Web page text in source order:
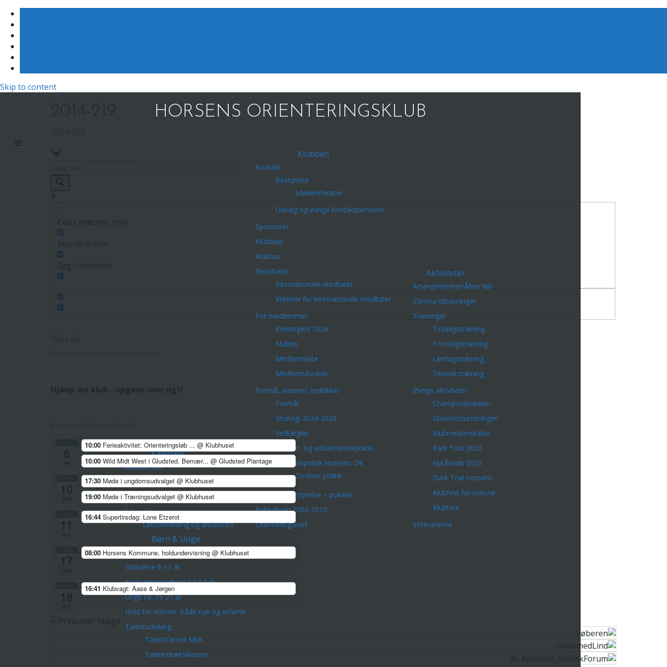
Skip to content
HORSENS ORIENTERINGSKLUB
Kalender
Klubkalender
Løbsoversigt
Terminslisten
O-Service
Løbstilmelding og løbskonto
Klubben
Kontakt
Bestyrelse
Mødereferater
Udvalg og øvrige kontaktpersoner
Sponsorer
Klubblad
Klubhus
Resultater
Internationale resultater
Kriterier for internationale resultater
For medlemmer
Kontingent 2026
Klubtøj
Medlemsliste
Medlemsfordele
Formål, visioner, politikker
Formål
Strategi 2024-2028
Vedtægter
Træner- og uddannelsespolitik
Privatlivspolitik Horsens OK
Cookies politik
Historie – bestyrelse – pokaler
Fotoalbum 2002-2010
Orienteringskort
Aktiviteter
Arrangementer/Åbne løb
Corona-tilpasninger
Træninger
Tirsdagstræning
Torsdagstræning
Lørdagstræning
Teknisk træning
Øvrige aktiviteter
Championpokalen
Divisionsturneringen
Klubmesterskaber
Park Tour 2026
Nytårsløb 2025
Dark Trail Horsens
Klubfest for voksne
Klubture
Veteranerne
Børn & Unge
Skovfræsere 5-8 årige
Stifindere 9-11 år
Konkurrenceløbere 12-14 år
Unge ca. 15-21 år
Hold for voksne -både nye og erfarne
Talentudviking
TalentCenter Midt
Talentidrætsklasser
10:00 Ferieaktivitet: Orienteringsløb ... @ Klubhuset
10:00 Wild Midt West i Gludsted. Bemær... @ Gludsted Plantage
17:30 Møde i ungdomsudvalget @ Klubhuset
19:00 Møde i Træningsudvalget @ Klubhuset
16:44 Supertirsdag: Lone Etzerot
08:00 Horsens Kommune, holdundervisning @ Klubhuset
16:41 Klubvagt: Aase & Jørgen